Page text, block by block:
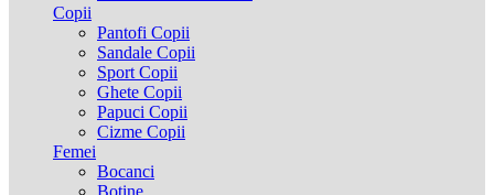
Copii
Pantofi Copii
Sandale Copii
Sport Copii
Ghete Copii
Papuci Copii
Cizme Copii
Femei
Bocanci
Botine